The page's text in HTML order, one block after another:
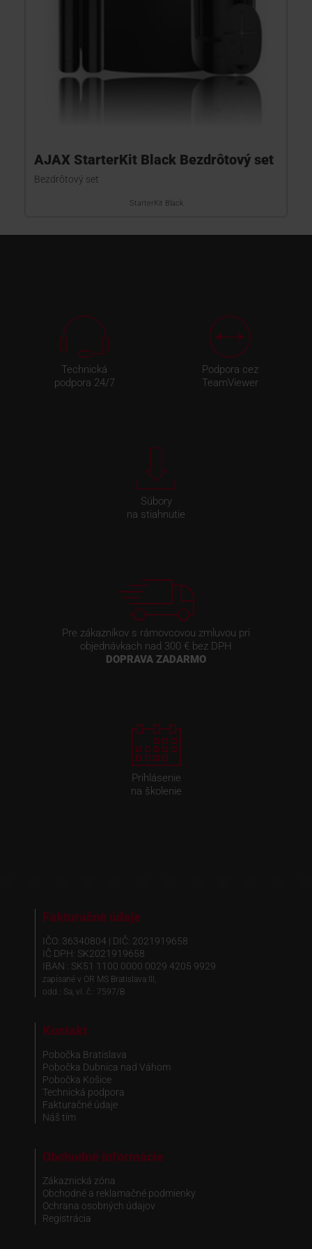
AJAX StarterKit Black Bezdrôtový set
Bezdrôtový set
StarterKit Black
Technická
podpora 24/7
Podpora cez
TeamViewer
Súbory
na stiahnutie
Pre zákazníkov s rámovcovou zmluvou pri
objednávkach nad 300 € bez DPH
DOPRAVA ZADARMO
Prihlásenie
na školenie
Fakturačné údaje
IČO: 36340804 | DIČ: 2021919658
IČ DPH: SK2021919658
IBAN : SK51 1100 0000 0029 4205 9929
zapísané v OR MS Bratislava III,
odd.: Sa, vl. č.: 7597/B
Kontakt
Pobočka Bratislava
Pobočka Dubnica nad Váhom
Pobočka Košice
Technická podpora
Fakturačné údaje
Náš tím
Obchodné informácie
Zákaznická zóna
Obchodné a reklamačné podmienky
Ochrana osobných údajov
Registrácia